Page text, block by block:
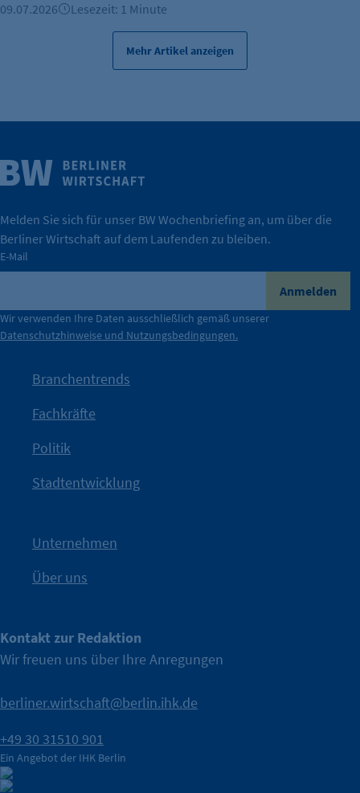
IHK Berlin. Offizieller Unterstützer der Berliner Wirtschaft.
Nach einer aufmerksamkeitsstarken Teaserphase geht die
Kampagne der IHK Berlin in die nächste Stufe. Mit
IHK?“wurde bewusst Neugier geweckt und Gespräche
mit Haltung.
Die Unternehmer stehen stellvertretend für die Vielfalt
der Berliner Wirtschaft.
Durch ihre Perspektiven wird deutlich, was der Claim
konkret bedeutet – und wie die IHK Berlin Unternehmen
tatsächlich unterstützt.
Wirtschaft.
Weitere Infos
09.07.2026 Lesezeit: 1 Minute
Mehr Artikel anzeigen
Melden Sie sich für unser BW Wochenbriefing an, um über die
Berliner Wirtschaft auf dem Laufenden zu bleiben.
E-Mail
Anmelden
Wir verwenden Ihre Daten ausschließlich gemäß unserer
Datenschutzhinweise und Nutzungsbedingungen.
Branchentrends
Fachkräfte
Politik
Stadtentwicklung
Unternehmen
Über uns
Kontakt zur Redaktion
Wir freuen uns über Ihre Anregungen
berliner.wirtschaft@berlin.ihk.de
+49 30 31510 901
Ein Angebot der IHK Berlin